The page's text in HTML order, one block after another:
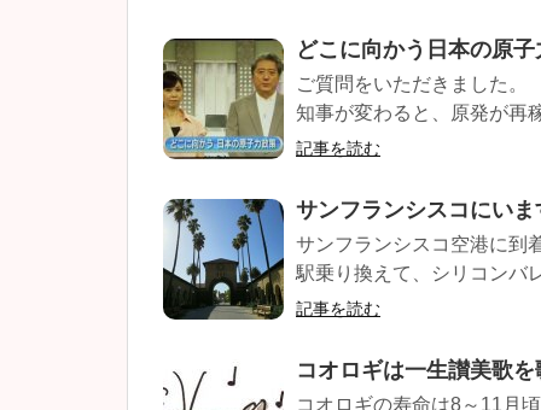
どこに向かう日本の原子
ご質問をいただきました。
知事が変わると、原発が再
記事を読む
サンフランシスコにいま
サンフランシスコ空港に到
駅乗り換えて、シリコンバ
記事を読む
コオロギは一生讃美歌
コオロギの寿命は8～11月